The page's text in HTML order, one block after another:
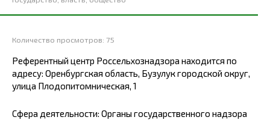
Количество просмотров: 75
Референтный центр Россельхознадзора находится по
адресу: Оренбургская область, Бузулук городской округ,
улица Плодопитомническая, 1
Сфера деятельности: Органы государственного надзора